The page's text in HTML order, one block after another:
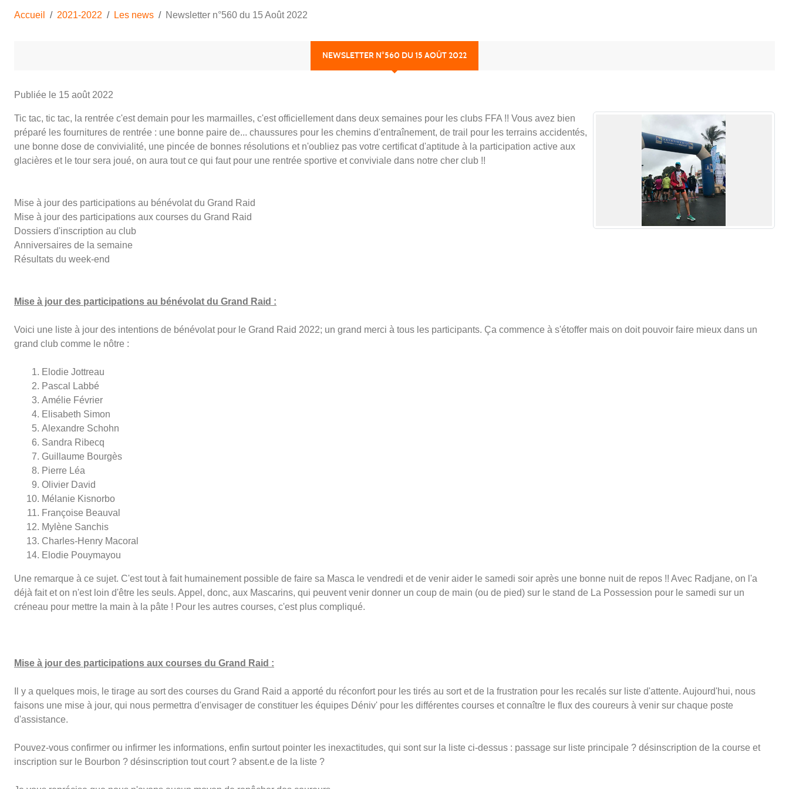
Accueil 2021-2022 Les news Newsletter n°560 du 15 Août 2022
NEWSLETTER N°560 DU 15 AOÛT 2022
Publiée le 15 août 2022
Tic tac, tic tac, la rentrée c'est demain pour les marmailles, c'est officiellement dans deux semaines pour les clubs FFA !! Vous avez bien
préparé les fournitures de rentrée : une bonne paire de... chaussures pour les chemins d'entraînement, de trail pour les terrains accidentés,
une bonne dose de convivialité, une pincée de bonnes résolutions et n'oubliez pas votre certificat d'aptitude à la participation active aux
glacières et le tour sera joué, on aura tout ce qui faut pour une rentrée sportive et conviviale dans notre cher club !!
Mise à jour des participations au bénévolat du Grand Raid
Mise à jour des participations aux courses du Grand Raid
Dossiers d'inscription au club
Anniversaires de la semaine
Résultats du week-end
Mise à jour des participations au bénévolat du Grand Raid :
Voici une liste à jour des intentions de bénévolat pour le Grand Raid 2022; un grand merci à tous les participants. Ça commence à s'étoffer mais on doit pouvoir faire mieux dans un
grand club comme le nôtre :
Elodie Jottreau
Pascal Labbé
Amélie Février
Elisabeth Simon
Alexandre Schohn
Sandra Ribecq
Guillaume Bourgès
Pierre Léa
Olivier David
Mélanie Kisnorbo
Françoise Beauval
Mylène Sanchis
Charles-Henry Macoral
Elodie Pouymayou
Une remarque à ce sujet. C'est tout à fait humainement possible de faire sa Masca le vendredi et de venir aider le samedi soir après une bonne nuit de repos !! Avec Radjane, on l'a
déjà fait et on n'est loin d'être les seuls. Appel, donc, aux Mascarins, qui peuvent venir donner un coup de main (ou de pied) sur le stand de La Possession pour le samedi sur un
créneau pour mettre la main à la pâte ! Pour les autres courses, c'est plus compliqué.
Mise à jour des participations aux courses du Grand Raid :
Il y a quelques mois, le tirage au sort des courses du Grand Raid a apporté du réconfort pour les tirés au sort et de la frustration pour les recalés sur liste d'attente. Aujourd'hui, nous
faisons une mise à jour, qui nous permettra d'envisager de constituer les équipes Déniv' pour les différentes courses et connaître le flux des coureurs à venir sur chaque poste
d'assistance.
Pouvez-vous confirmer ou infirmer les informations, enfin surtout pointer les inexactitudes, qui sont sur la liste ci-dessus : passage sur liste principale ? désinscription de la course et
inscription sur le Bourbon ? désinscription tout court ? absent.e de la liste ?